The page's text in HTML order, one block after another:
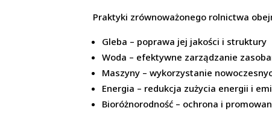
Praktyki zrównoważonego rolnictwa
Gleba – poprawa jej jakości i struktury
Woda – efektywne zarządzanie
Maszyny – wykorzystanie
Energia – redukcja zużycia energii i
Bioróżnorodność – ochrona i